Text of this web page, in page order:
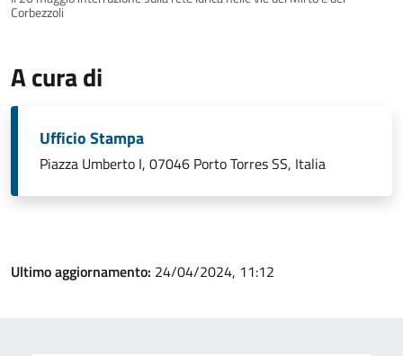
Corbezzoli
A cura di
Ufficio Stampa
Piazza Umberto I, 07046 Porto Torres SS, Italia
Ultimo aggiornamento: 24/04/2024, 11:12